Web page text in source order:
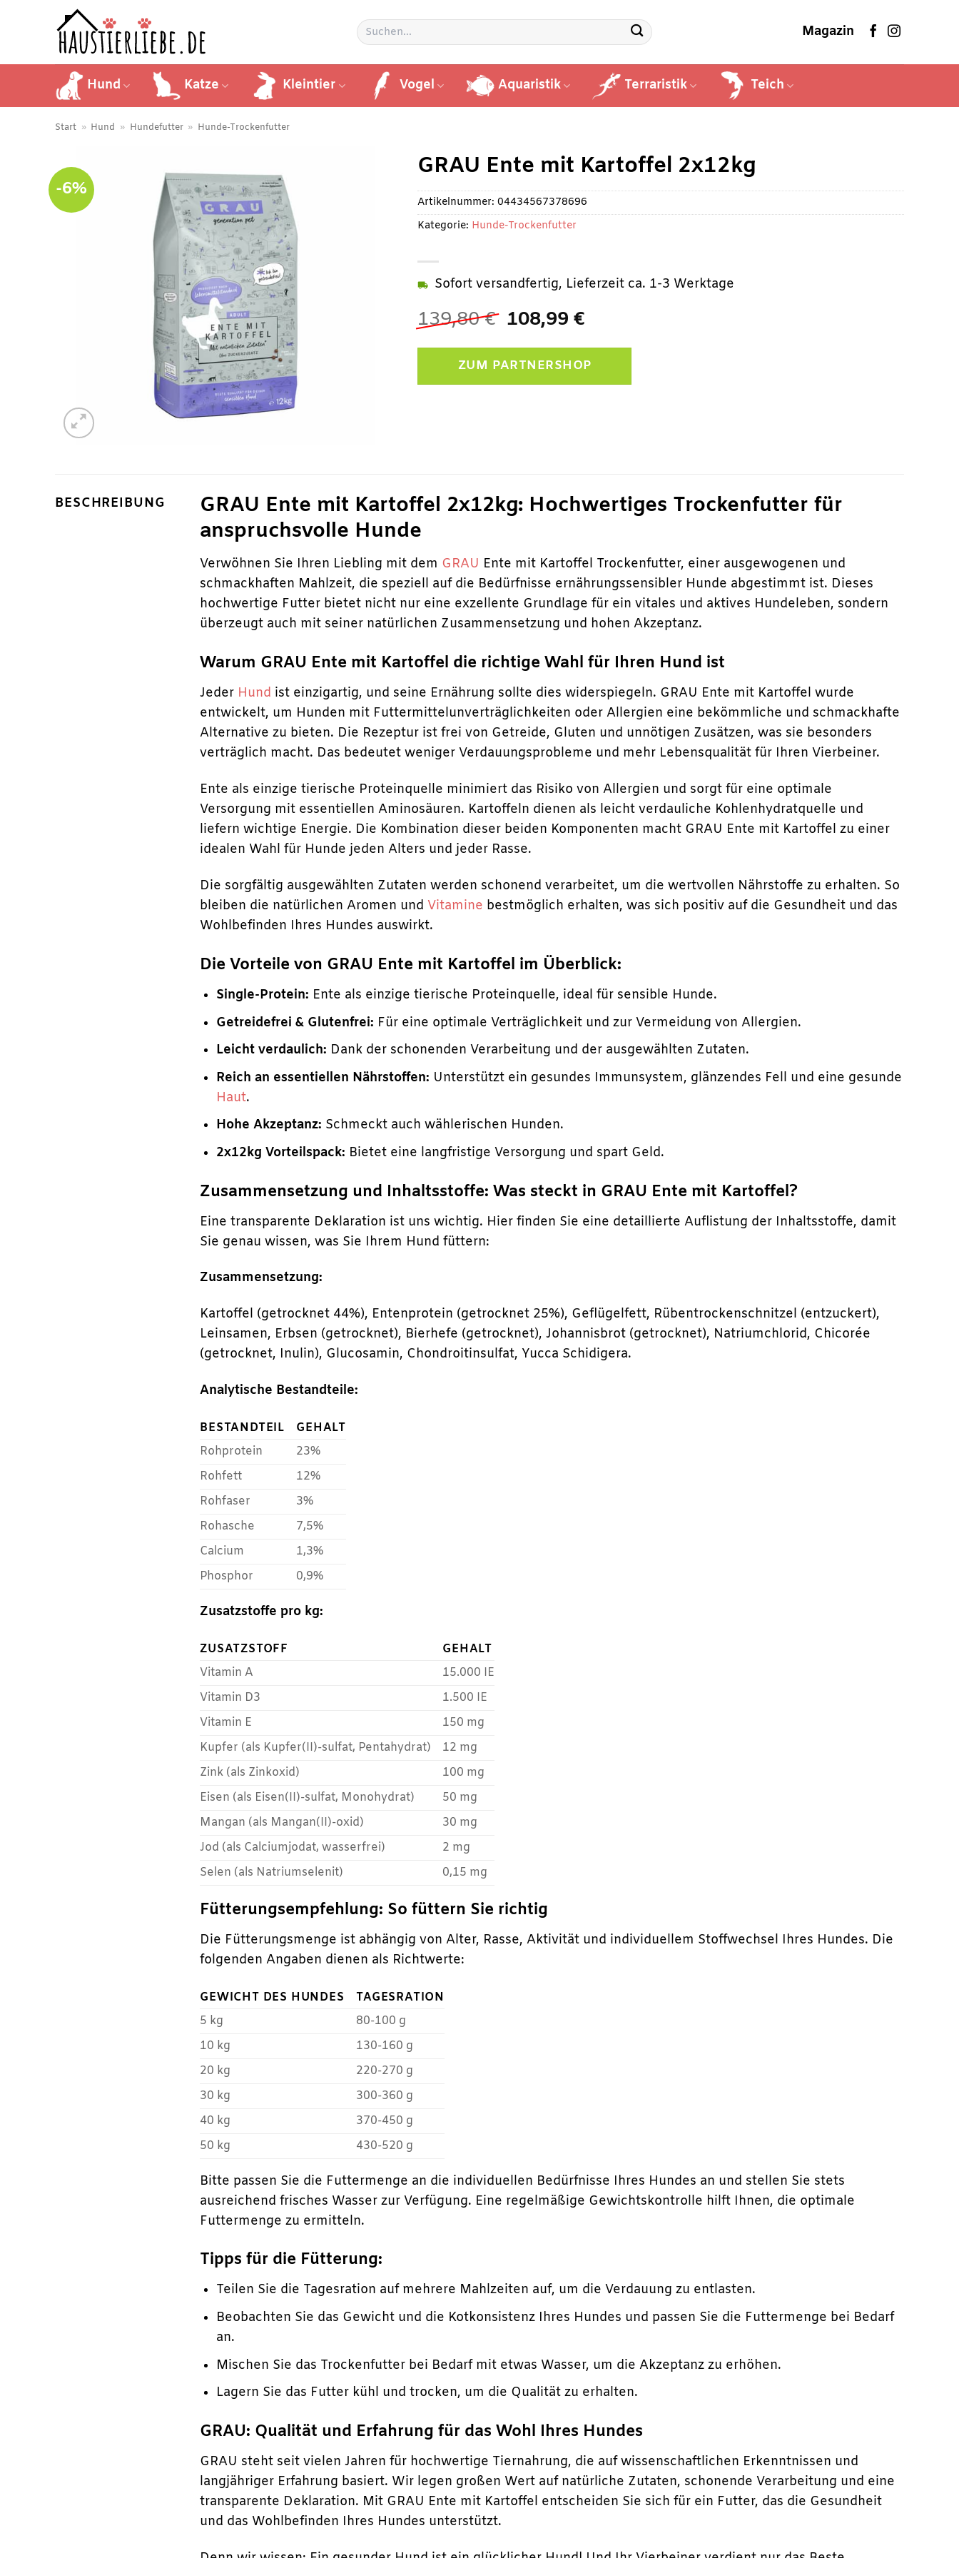
Suchen
nach:
Magazin
Hund Katze Kleintier Vogel Aquaristik Terraristik Teich
Start » Hund » Hundefutter » Hunde-Trockenfutter
-6%
GRAU Ente mit Kartoffel 2x12kg
139,80€ Ursprünglicher
war:
139,80 €
108,99€
ist:
108,99 €.
Sofort versandfertig, Lieferzeit ca. 1-3 Werktage
ZUM PARTNERSHOP
Artikelnummer:04434567378696
Kategorie: Hunde-Trockenfutter
BESCHREIBUNG
GRAU Ente mit Kartoffel 2x12kg: Hochwertiges Trockenfutter für
anspruchsvolle Hunde
Verwöhnen Sie Ihren Liebling mit dem GRAU Ente mit Kartoffel Trockenfutter, einer ausgewogenen und
schmackhaften Mahlzeit, die speziell auf die Bedürfnisse ernährungssensibler Hunde abgestimmt ist. Dieses
hochwertige Futter bietet nicht nur eine exzellente Grundlage für ein vitales und aktives Hundeleben, sondern
überzeugt auch mit seiner natürlichen Zusammensetzung und hohen Akzeptanz.
Warum GRAU Ente mit Kartoffel die richtige Wahl für Ihren Hund ist
Jeder Hund ist einzigartig, und seine Ernährung sollte dies widerspiegeln. GRAU Ente mit Kartoffel wurde
entwickelt, um Hunden mit Futtermittelunverträglichkeiten oder Allergien eine bekömmliche und schmackhafte
Alternative zu bieten. Die Rezeptur ist frei von Getreide, Gluten und unnötigen Zusätzen, was sie besonders
verträglich macht. Das bedeutet weniger Verdauungsprobleme und mehr Lebensqualität für Ihren Vierbeiner.
Ente als einzige tierische Proteinquelle minimiert das Risiko von Allergien und sorgt für eine optimale
Versorgung mit essentiellen Aminosäuren. Kartoffeln dienen als leicht verdauliche Kohlenhydratquelle und
liefern wichtige Energie. Die Kombination dieser beiden Komponenten macht GRAU Ente mit Kartoffel zu einer
idealen Wahl für Hunde jeden Alters und jeder Rasse.
Die sorgfältig ausgewählten Zutaten werden schonend verarbeitet, um die wertvollen Nährstoffe zu erhalten. So
bleiben die natürlichen Aromen und Vitamine bestmöglich erhalten, was sich positiv auf die Gesundheit und das
Wohlbefinden Ihres Hundes auswirkt.
Die Vorteile von GRAU Ente mit Kartoffel im Überblick:
Single-Protein: Ente als einzige tierische Proteinquelle, ideal für sensible Hunde.
Getreidefrei & Glutenfrei: Für eine optimale Verträglichkeit und zur Vermeidung von Allergien.
Leicht verdaulich: Dank der schonenden Verarbeitung und der ausgewählten Zutaten.
Reich an essentiellen Nährstoffen: Unterstützt ein gesundes Immunsystem, glänzendes Fell und eine gesunde
Haut.
Hohe Akzeptanz: Schmeckt auch wählerischen Hunden.
2x12kg Vorteilspack: Bietet eine langfristige Versorgung und spart Geld.
Zusammensetzung und Inhaltsstoffe: Was steckt in GRAU Ente mit Kartoffel?
Eine transparente Deklaration ist uns wichtig. Hier finden Sie eine detaillierte Auflistung der Inhaltsstoffe, damit
Sie genau wissen, was Sie Ihrem Hund füttern:
Zusammensetzung:
Kartoffel (getrocknet 44%), Entenprotein (getrocknet 25%), Geflügelfett, Rübentrockenschnitzel (entzuckert),
Leinsamen, Erbsen (getrocknet), Bierhefe (getrocknet), Johannisbrot (getrocknet), Natriumchlorid, Chicorée
(getrocknet, Inulin), Glucosamin, Chondroitinsulfat, Yucca Schidigera.
Analytische Bestandteile:
BESTANDTEIL
GEHALT
Rohprotein
23%
Rohfett
12%
Rohfaser
3%
Rohasche
7,5%
Calcium
1,3%
Phosphor
0,9%
Zusatzstoffe pro kg:
ZUSATZSTOFF
GEHALT
Vitamin A
15.000 IE
Vitamin D3
1.500 IE
Vitamin E
150 mg
Kupfer (als Kupfer(II)-sulfat, Pentahydrat)
12 mg
Zink (als Zinkoxid)
100 mg
Eisen (als Eisen(II)-sulfat, Monohydrat)
50 mg
Mangan (als Mangan(II)-oxid)
30 mg
Jod (als Calciumjodat, wasserfrei)
2 mg
Selen (als Natriumselenit)
0,15 mg
Fütterungsempfehlung: So füttern Sie richtig
Die Fütterungsmenge ist abhängig von Alter, Rasse, Aktivität und individuellem Stoffwechsel Ihres Hundes. Die
folgenden Angaben dienen als Richtwerte:
GEWICHT DES HUNDES
TAGESRATION
5 kg
80-100 g
10 kg
130-160 g
20 kg
220-270 g
30 kg
300-360 g
40 kg
370-450 g
50 kg
430-520 g
Bitte passen Sie die Futtermenge an die individuellen Bedürfnisse Ihres Hundes an und stellen Sie stets
ausreichend frisches Wasser zur Verfügung. Eine regelmäßige Gewichtskontrolle hilft Ihnen, die optimale
Futtermenge zu ermitteln.
Tipps für die Fütterung:
Teilen Sie die Tagesration auf mehrere Mahlzeiten auf, um die Verdauung zu entlasten.
Beobachten Sie das Gewicht und die Kotkonsistenz Ihres Hundes und passen Sie die Futtermenge bei Bedarf
an.
Mischen Sie das Trockenfutter bei Bedarf mit etwas Wasser, um die Akzeptanz zu erhöhen.
Lagern Sie das Futter kühl und trocken, um die Qualität zu erhalten.
GRAU: Qualität und Erfahrung für das Wohl Ihres Hundes
GRAU steht seit vielen Jahren für hochwertige Tiernahrung, die auf wissenschaftlichen Erkenntnissen und
langjähriger Erfahrung basiert. Wir legen großen Wert auf natürliche Zutaten, schonende Verarbeitung und eine
transparente Deklaration. Mit GRAU Ente mit Kartoffel entscheiden Sie sich für ein Futter, das die Gesundheit
und das Wohlbefinden Ihres Hundes unterstützt.